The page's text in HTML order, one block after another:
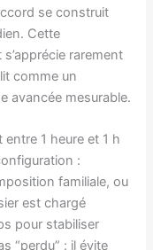
se construit
Cette
rarement
comme un
avancée mesurable.
1 heure et 1 h
:
familiale, ou
est chargé
pour stabiliser
“perdu” : il évite